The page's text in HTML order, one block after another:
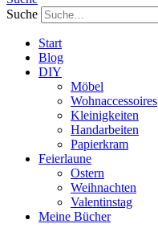
Suche
Start
Blog
DIY
Möbel
Wohnaccessoires
Kleinigkeiten
Handarbeiten
Papierkram
Feierlaune
Ostern
Weihnachten
Valentinstag
Meine Bücher